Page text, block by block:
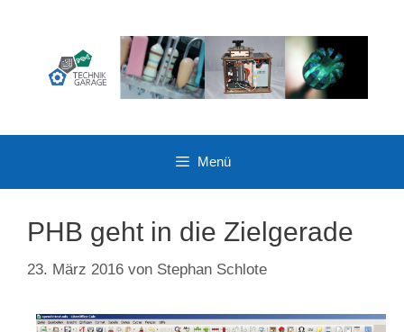
Menü
PHB geht in die Zielgerade
23. März 2016 von Stephan Schlote